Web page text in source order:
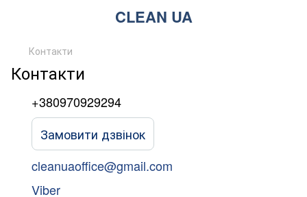
CLEAN UA
Контакти
Контакти
+380970929294
Замовити дзвінок
cleanuaoffice@gmail.com
Viber